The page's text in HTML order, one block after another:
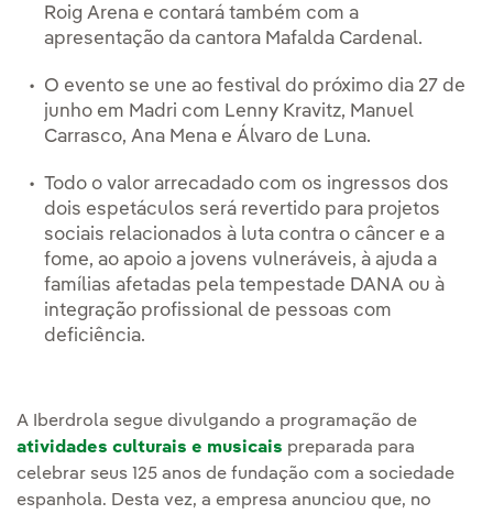
Roig Arena e contará também com a
apresentação da cantora Mafalda Cardenal.
O evento se une ao festival do próximo dia 27 de
junho em Madri com Lenny Kravitz, Manuel
Carrasco, Ana Mena e Álvaro de Luna.
Todo o valor arrecadado com os ingressos dos
dois espetáculos será revertido para projetos
sociais relacionados à luta contra o câncer e a
fome, ao apoio a jovens vulneráveis, à ajuda a
famílias afetadas pela tempestade DANA ou à
integração profissional de pessoas com
deficiência.
A Iberdrola segue divulgando a programação de
atividades culturais e musicais preparada para
celebrar seus 125 anos de fundação com a sociedade
espanhola. Desta vez, a empresa anunciou que, no